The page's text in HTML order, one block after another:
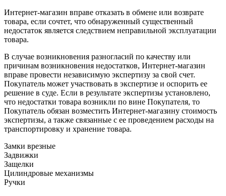
Интернет-магазин вправе отказать в обмене или возврате
товара, если сочтет, что обнаруженный существенный
недостаток является следствием неправильной эксплуатации
товара.
В случае возникновения разногласий по качеству или
причинам возникновения недостатков, Интернет-магазин
вправе провести независимую экспертизу за свой счет.
Покупатель может участвовать в экспертизе и оспорить ее
решение в суде. Если в результате экспертизы установлено,
что недостатки товара возникли по вине Покупателя, то
Покупатель обязан возместить Интернет-магазину стоимость
экспертизы, а также связанные с ее проведением расходы на
транспортировку и хранение товара.
Замки врезные
Задвижки
Защелки
Цилиндровые механизмы
Ручки